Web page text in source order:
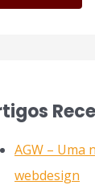
AGW – Uma
webdesign